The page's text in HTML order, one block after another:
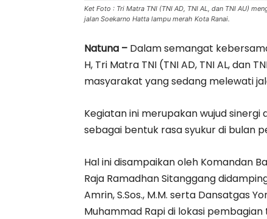
Ket Foto : Tri Matra TNI (TNI AD, TNI AL, dan TNI AU)
jalan Soekarno Hatta lampu merah Kota Ranai.
Natuna – Dalam semangat
H, Tri Matra TNI (TNI AD, TNI AL, dan
masyarakat yang sedang melewati
Kegiatan ini merupakan wujud
sebagai bentuk rasa syukur di bulan
Hal ini disampaikan oleh Komandan
Raja Ramadhan Sitanggang
Amrin, S.Sos., M.M. serta Dansatgas
Muhammad Rapi di lokasi